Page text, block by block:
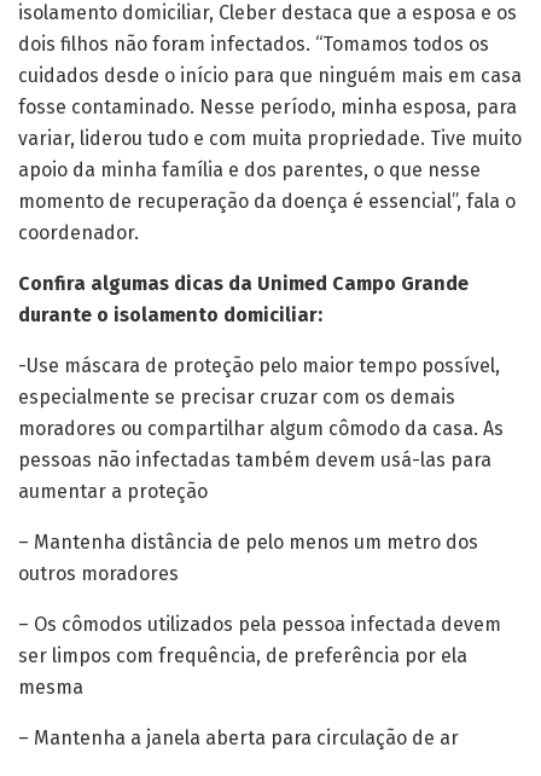
isolamento domiciliar, Cleber destaca que a esposa e os
dois filhos não foram infectados. “Tomamos todos os
cuidados desde o início para que ninguém mais em casa
fosse contaminado. Nesse período, minha esposa, para
variar, liderou tudo e com muita propriedade. Tive muito
apoio da minha família e dos parentes, o que nesse
momento de recuperação da doença é essencial”, fala o
coordenador.
Confira algumas dicas da Unimed Campo Grande
durante o isolamento domiciliar:
-Use máscara de proteção pelo maior tempo possível,
especialmente se precisar cruzar com os demais
moradores ou compartilhar algum cômodo da casa. As
pessoas não infectadas também devem usá-las para
aumentar a proteção
– Mantenha distância de pelo menos um metro dos
outros moradores
– Os cômodos utilizados pela pessoa infectada devem
ser limpos com frequência, de preferência por ela
mesma
– Mantenha a janela aberta para circulação de ar